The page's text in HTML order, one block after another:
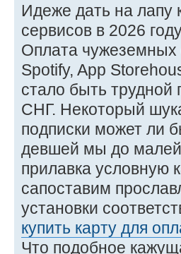
Идеже дать на лапу
сервисов в 2026
Оплата чужеземных
Spotify, App
стало быть
СНГ. Некоторый
подписки может ли
девшей мы до
прилавка условную
сапоставим
установки
купить карту для
Что подобное